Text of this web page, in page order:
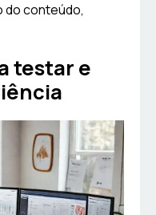
do conteúdo,
testar e